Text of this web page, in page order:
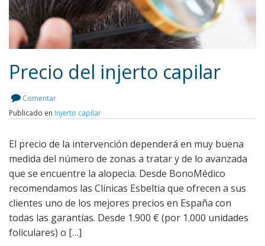
Leer más
Precio del injerto capilar
Comentar
Publicado en Injerto capilar
El precio de la intervención dependerá en muy buena
medida del número de zonas a tratar y de lo avanzada
que se encuentre la alopecia. Desde BonoMédico
recomendamos las Clínicas Esbeltia que ofrecen a sus
clientes uno de los mejores precios en España con
todas las garantías. Desde 1.900 € (por 1.000 unidades
foliculares) o […]